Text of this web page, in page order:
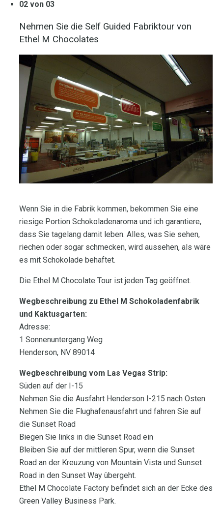
02 von 03
Nehmen Sie die Self Guided Fabriktour von
Ethel M Chocolates
Wenn Sie in die Fabrik kommen, bekommen Sie eine
riesige Portion Schokoladenaroma und ich garantiere,
dass Sie tagelang damit leben. Alles, was Sie sehen,
riechen oder sogar schmecken, wird aussehen, als wäre
es mit Schokolade behaftet.
Die Ethel M Chocolate Tour ist jeden Tag geöffnet.
Wegbeschreibung zu Ethel M Schokoladenfabrik
und Kaktusgarten:
Adresse:
1 Sonnenuntergang Weg
Henderson, NV 89014
Wegbeschreibung vom Las Vegas Strip:
Süden auf der I-15
Nehmen Sie die Ausfahrt Henderson I-215 nach Osten
Nehmen Sie die Flughafenausfahrt und fahren Sie auf
die Sunset Road
Biegen Sie links in die Sunset Road ein
Bleiben Sie auf der mittleren Spur, wenn die Sunset
Road an der Kreuzung von Mountain Vista und Sunset
Road in den Sunset Way übergeht.
Ethel M Chocolate Factory befindet sich an der Ecke des
Green Valley Business Park.